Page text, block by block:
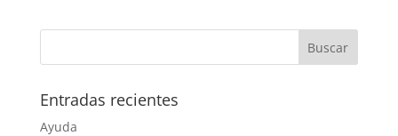
Entradas recientes
Ayuda